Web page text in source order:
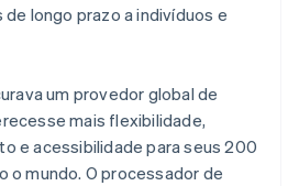
longo prazo a indivíduos e
um provedor global de
mais flexibilidade,
e acessibilidade para seus 200
o mundo. O processador de